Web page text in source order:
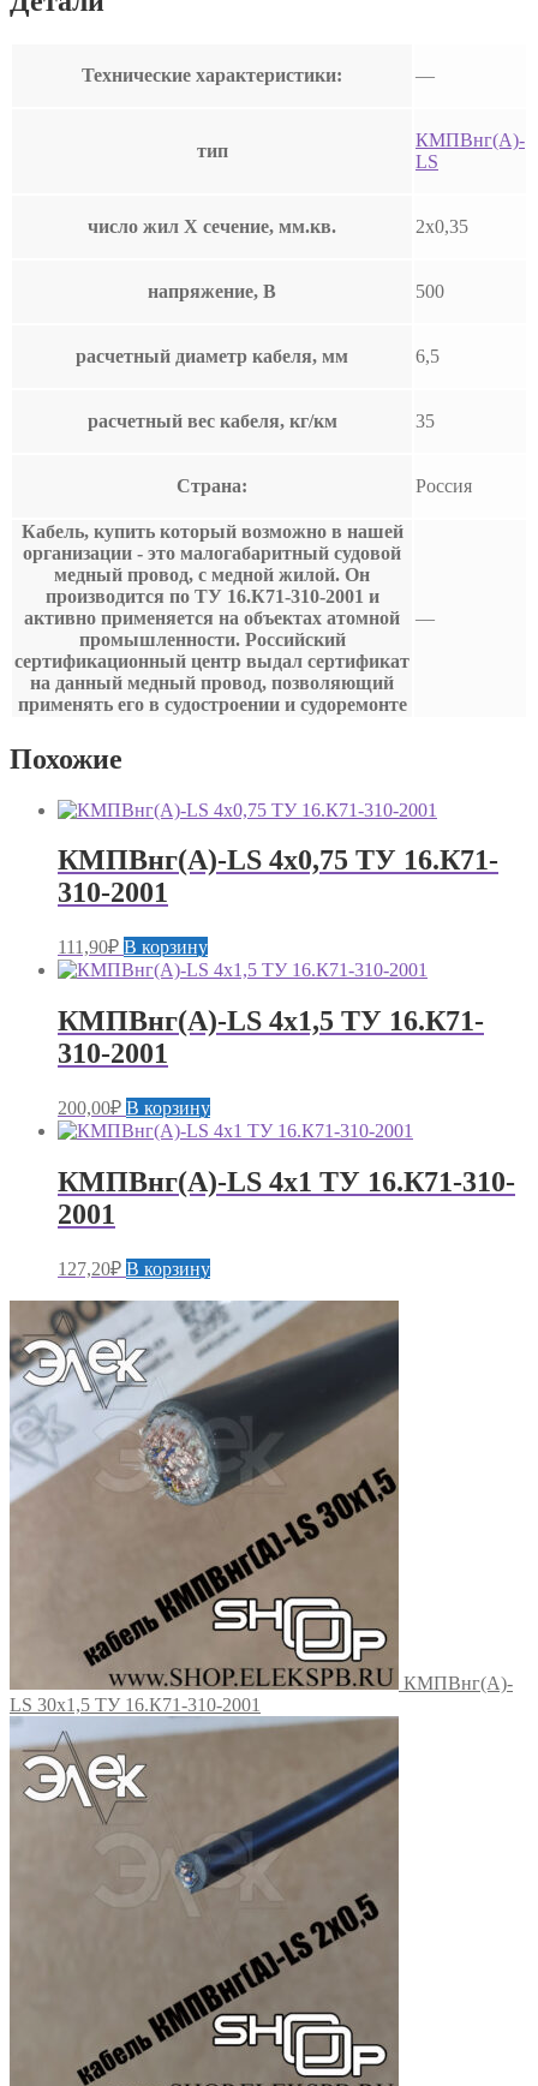
Технические характеристики: —
тип
КМПВнг(А)-
LS
число жил Х сечение, мм.кв. 2х0,35
напряжение, В 500
расчетный диаметр кабеля, мм 6,5
расчетный вес кабеля, кг/км 35
Страна: Россия
Кабель, купить который возможно в нашей
организации - это малогабаритный судовой
медный провод, с медной жилой. Он
производится по ТУ 16.К71-310-2001 и
активно применяется на объектах атомной
промышленности. Российский
сертификационный центр выдал сертификат
на данный медный провод, позволяющий
применять его в судостроении и судоремонте
—
Похожие
КМПВнг(А)-LS 4х0,75 ТУ 16.К71-
310-2001
111,90₽ В корзину
КМПВнг(А)-LS 4х1,5 ТУ 16.К71-
310-2001
200,00₽ В корзину
КМПВнг(А)-LS 4х1 ТУ 16.К71-310-
2001
127,20₽ В корзину
КМПВнг(А)-
LS 30х1,5 ТУ 16.К71-310-2001